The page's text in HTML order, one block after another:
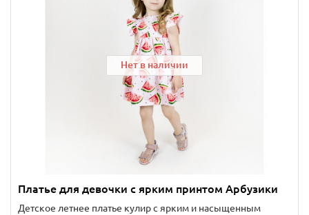
Нет в наличии
Платье для девочки с ярким принтом Арбузики
Детское летнее платье кулир с ярким и насыщенным